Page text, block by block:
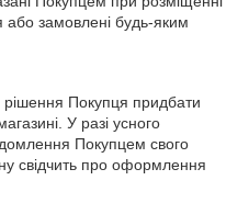
замовлені будь-яким
Покупця придбати
У разі усного
Покупцем свого
свідчить про оформлення